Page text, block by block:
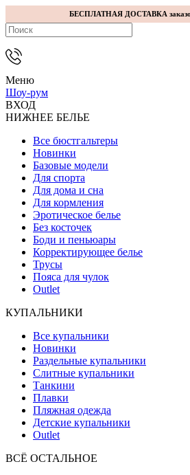
БЕСПЛАТНАЯ ДОСТАВКА
Меню
Шоу-рум
ВХОД
НИЖНЕЕ БЕЛЬЕ
Все бюстгальтеры
Новинки
Базовые модели
Для спорта
Для дома и сна
Для кормления
Эротическое белье
Без косточек
Боди и пеньюары
Корректирующее белье
Трусы
Пояса для чулок
Outlet
КУПАЛЬНИКИ
Все купальники
Новинки
Раздельные купальники
Слитные купальники
Танкини
Плавки
Пляжная одежда
Детские купальники
Outlet
ВCЁ ОСТАЛЬНОЕ